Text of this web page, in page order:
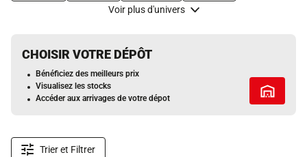
Voir plus d'univers
CHOISIR VOTRE DÉPÔT
Bénéficiez des meilleurs prix
Visualisez les stocks
Accéder aux arrivages de votre dépot
Tous les
Trier et Filtrer